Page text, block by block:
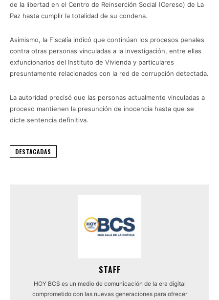
de la libertad en el Centro de Reinserción Social (Cereso) de La
Paz hasta cumplir la totalidad de su condena.
Asimismo, la Fiscalía indicó que continúan los procesos penales
contra otras personas vinculadas a la investigación, entre ellas
exfuncionarios del Instituto de Vivienda y particulares
presuntamente relacionados con la red de corrupción detectada.
La autoridad precisó que las personas actualmente vinculadas a
proceso mantienen la presunción de inocencia hasta que se
dicte sentencia definitiva.
DESTACADAS
STAFF
HOY BCS es un medio de comunicación de la era digital
comprometido con las nuevas generaciones para ofrecer